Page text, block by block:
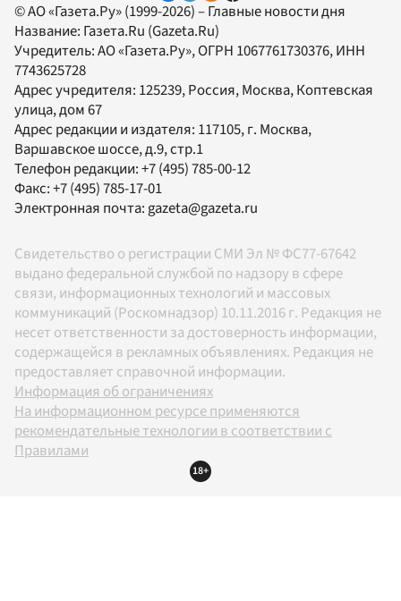
© АО «Газета.Ру» (1999-2026) – Главные новости дня
Название: Газета.Ru (Gazeta.Ru)
Учредитель:АО «Газета.Ру», ОГРН 1067761730376, ИНН
7743625728
Адрес учредителя: 125239, Россия, Москва, Коптевская
улица, дом 67
Адрес редакции и издателя: 117105, г. Москва,
Варшавское шоссе, д.9, стр.1
Телефон редакции:+7 (495) 785-00-12
Факс:+7 (495) 785-17-01
Электронная почта:gazeta@gazeta.ru
Свидетельство о регистрации СМИ Эл № ФС77-67642
выдано федеральной службой по надзору в сфере
связи, информационных технологий и массовых
коммуникаций (Роскомнадзор) 10.11.2016 г. Редакция не
несет ответственности за достоверность информации,
содержащейся в рекламных объявлениях. Редакция не
предоставляет справочной информации.
Информация об ограничениях
На информационном ресурсе применяются
рекомендательные технологии в соответствии с
Правилами
18+